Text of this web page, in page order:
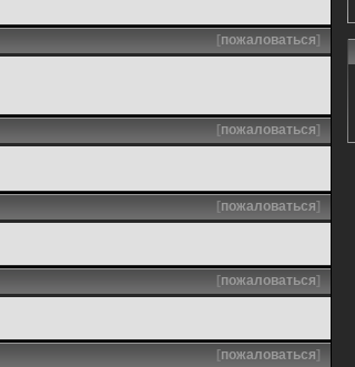
[пожаловаться]
[пожаловаться]
[пожаловаться]
[пожаловаться]
[пожаловаться]